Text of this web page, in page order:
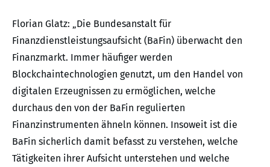
Florian Glatz: „Die Bundesanstalt für
Finanzdienstleistungsaufsicht (BaFin) überwacht den
Finanzmarkt. Immer häufiger werden
Blockchaintechnologien genutzt, um den Handel von
digitalen Erzeugnissen zu ermöglichen, welche
durchaus den von der BaFin regulierten
Finanzinstrumenten ähneln können. Insoweit ist die
BaFin sicherlich damit befasst zu verstehen, welche
Tätigkeiten ihrer Aufsicht unterstehen und welche